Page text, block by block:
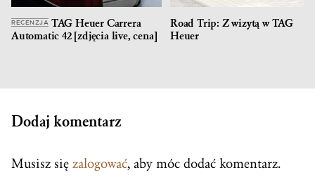
RECENZJA TAG Heuer Carrera
Automatic 42 [zdjęcia live, cena]
Road Trip: Z wizytą w TAG
Heuer
Dodaj komentarz
Musisz się zalogować, aby móc dodać komentarz.